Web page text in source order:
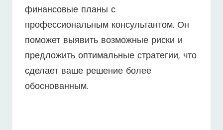
финансовые планы с
профессиональным консультантом. Он
поможет выявить возможные риски и
предложить оптимальные стратегии, что
сделает ваше решение более
обоснованным.